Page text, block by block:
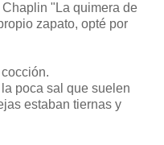
"La quimera de
zapato, opté por
poca sal que suelen
estaban tiernas y